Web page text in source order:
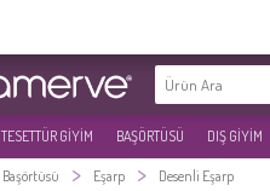
TESETTÜR GİYİM BAŞÖRTÜSÜ DIŞ GİYİM
Başörtüsü > Eşarp > Desenli Eşarp